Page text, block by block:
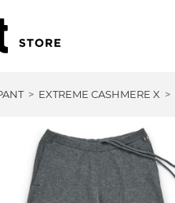
EXTREME CASHMERE X